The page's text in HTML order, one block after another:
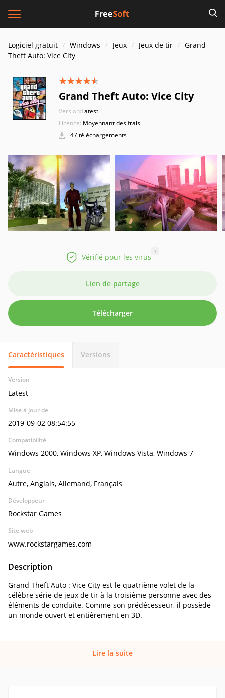
Logiciel gratuit Windows Jeux Jeux de tir
Grand
Theft Auto: Vice City
Grand Theft Auto: Vice City
Version:Latest
Licence: Moyennant des frais
47 téléchargements
Vérifié pour les virus
?
Lien de partage
Télécharger
Caractéristiques Versions
Version
Latest
Mise à jour de
2019-09-02 08:54:55
Compatibilité
Windows 2000, Windows XP, Windows Vista, Windows 7
Langue
Autre, Anglais, Allemand, Français
Développeur
Rockstar Games
Site web
www.rockstargames.com
Description
Grand Theft Auto : Vice City est le quatrième volet de la
célèbre série de jeux de tir à la troisième personne avec des
éléments de conduite. Comme son prédécesseur, il possède
un monde ouvert et entièrement en 3D.
Lire la suite